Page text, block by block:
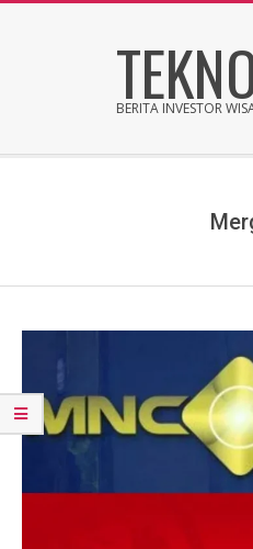
BERITA INVESTOR